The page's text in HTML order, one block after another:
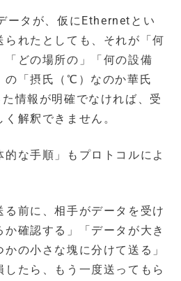
ータが、仮にEthernetとい
られたとしても、それが「何
「どの場所の」「何の設備
の「摂氏（℃）なのか華氏
情報が明確でなければ、受
解釈できません。
的な手順」もプロトコルによ
前に、相手がデータを受け
確認する」「データが大き
の小さな塊に分けて送る」
したら、もう一度送ってもら